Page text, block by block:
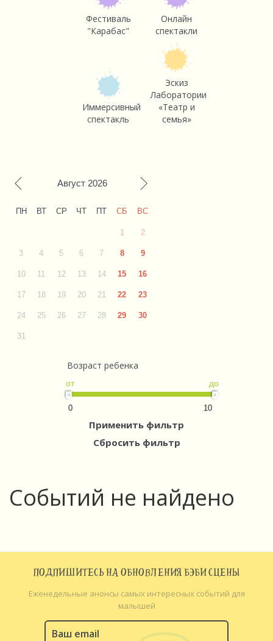
Фестиваль
"Карабас"
Онлайн
спектакли
Иммерсивный
спектакль
Эскиз
Лаборатории
«Театр и
семья»
Август 2026
ПН ВТ СР ЧТ ПТ СБ ВС
1 2
3 4 5 6 7 8 9
10 11 12 13 14 15 16
17 18 19 20 21 22 23
24 25 26 27 28 29 30
31
Возраст ребенка
0 10
от до
Применить фильтр
Сбросить фильтр
Событий не найдено
ПОДПИШИТЕСЬ НА ОБНОВЛЕНИЯ БЭБИ СЦЕНЫ
Еженедельные анонсы самых интересных событий для
малышей